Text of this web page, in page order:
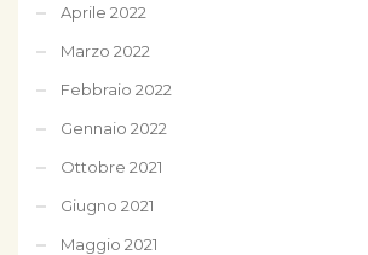
Aprile 2022
Marzo 2022
Febbraio 2022
Gennaio 2022
Ottobre 2021
Giugno 2021
Maggio 2021